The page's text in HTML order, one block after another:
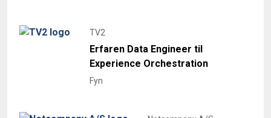
TV2
Erfaren Data Engineer til
Experience Orchestration
Fyn